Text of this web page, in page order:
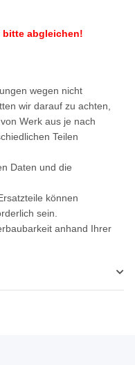
bitte abgleichen!
wegen nicht
wir darauf zu achten,
Werk aus je nach
Teilen
Daten und die
können
sein.
anhand Ihrer